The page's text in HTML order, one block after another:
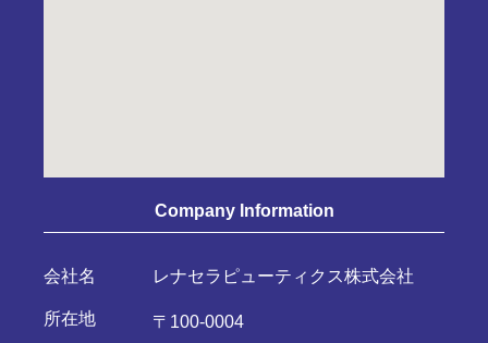
Company Information
会社名 レナセラピューティクス株式会社
所在地 〒100-0004